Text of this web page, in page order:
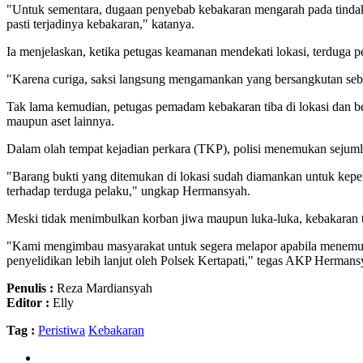
"Untuk sementara, dugaan penyebab kebakaran mengarah pada
pasti terjadinya kebakaran," katanya.
Ia menjelaskan, ketika petugas keamanan mendekati lokasi, terduga
"Karena curiga, saksi langsung mengamankan yang bersangkutan
Tak lama kemudian, petugas pemadam kebakaran tiba di lokasi dan
maupun aset lainnya.
Dalam olah tempat kejadian perkara (TKP), polisi menemukan
"Barang bukti yang ditemukan di lokasi sudah diamankan untuk
terhadap terduga pelaku," ungkap Hermansyah.
Meski tidak menimbulkan korban jiwa maupun luka-luka, kebakaran
"Kami mengimbau masyarakat untuk segera melapor apabila
penyelidikan lebih lanjut oleh Polsek Kertapati," tegas AKP
Penulis : Reza Mardiansyah
Editor : Elly
Tag : Peristiwa Kebakaran